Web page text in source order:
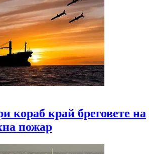
кораб край бреговете на
пожар